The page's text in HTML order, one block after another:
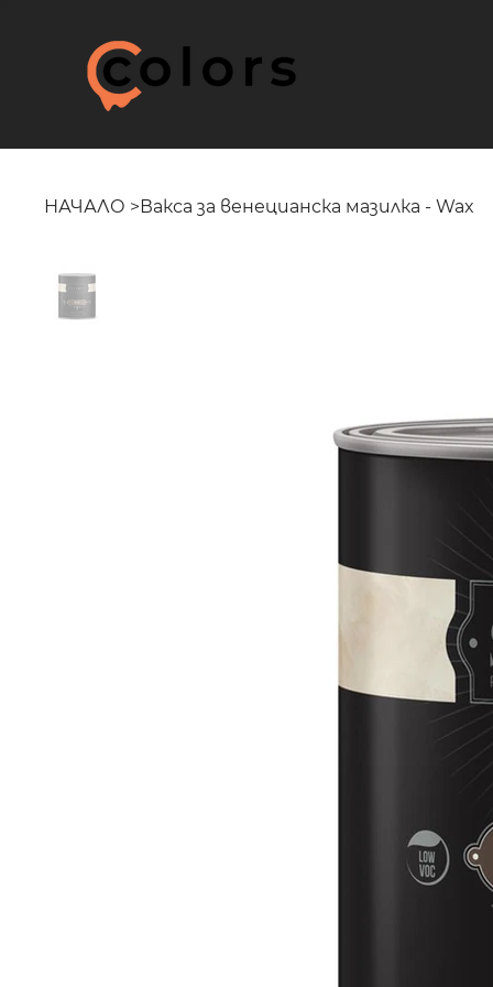
НАЧАЛО >Вакса за венецианска мазилка - Wax